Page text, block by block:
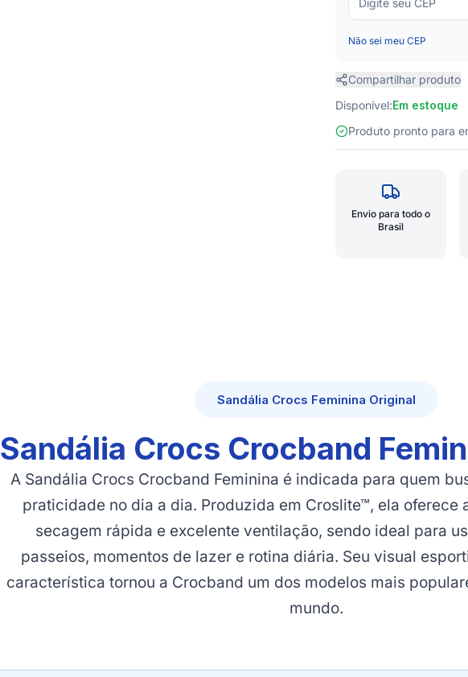
Não sei meu CEP
Compartilhar produto
Disponível:Em estoque
Produto pronto para
Envio para todo o
Brasil
Sandália Crocs Feminina Original
Sandália Crocs Crocband
A Sandália Crocs Crocband Feminina é indicada para quem
praticidade no dia a dia. Produzida em Croslite™, ela oferece
secagem rápida e excelente ventilação, sendo ideal para
passeios, momentos de lazer e rotina diária. Seu visual
característica tornou a Crocband um dos modelos mais
mundo.